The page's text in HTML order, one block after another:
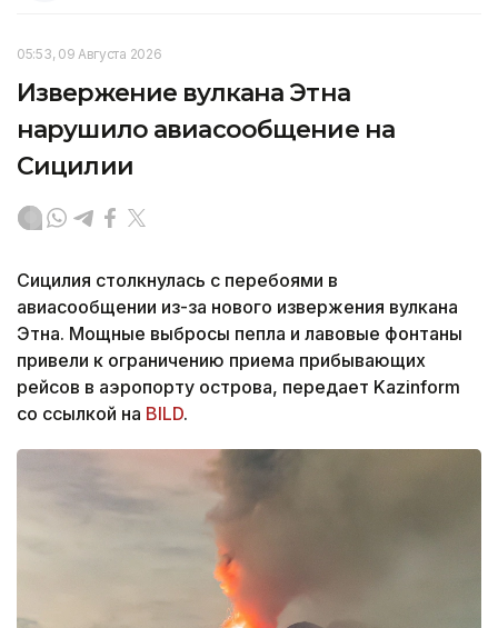
05:53, 09 Августа 2026
Извержение вулкана Этна
нарушило авиасообщение на
Сицилии
Сицилия столкнулась с перебоями в
авиасообщении из-за нового извержения вулкана
Этна. Мощные выбросы пепла и лавовые фонтаны
привели к ограничению приема прибывающих
рейсов в аэропорту острова, передает Kazinform
со ссылкой на BILD.